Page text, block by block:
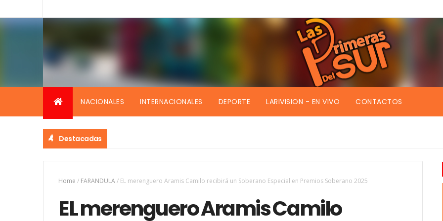
NACIONALES INTERNACIONALES DEPORTE LARIVISION - EN VIVO CONTACTOS
Destacadas
Home / FARANDULA/ EL merenguero Aramis Camilo recibirá un Soberano Especial en Premios Soberano 2025
EL merenguero Aramis Camilo